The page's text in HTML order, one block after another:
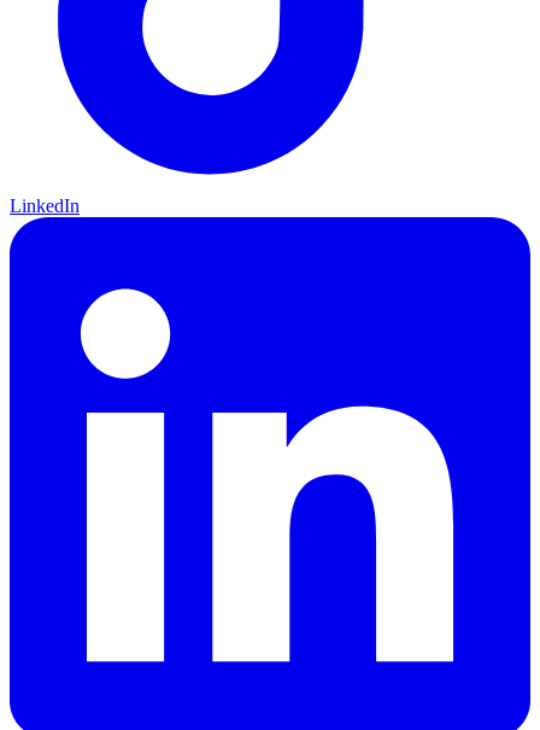
LinkedIn